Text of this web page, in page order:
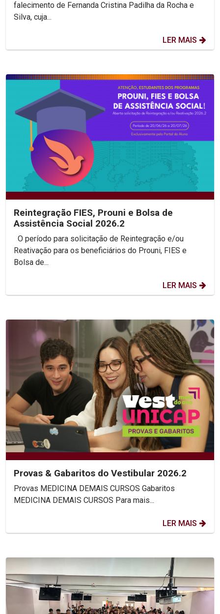
falecimento de Fernanda Cristina Padilha da Rocha e
Silva, cuja...
LER MAIS
Reintegração FIES, Prouni e Bolsa de
Assistência Social 2026.2
Reativação para os beneficiários do Prouni, FIES e
Bolsa de...
LER MAIS
Provas & Gabaritos do Vestibular 2026.2
Provas MEDICINA DEMAIS CURSOS Gabaritos
MEDICINA DEMAIS CURSOS Para mais...
LER MAIS